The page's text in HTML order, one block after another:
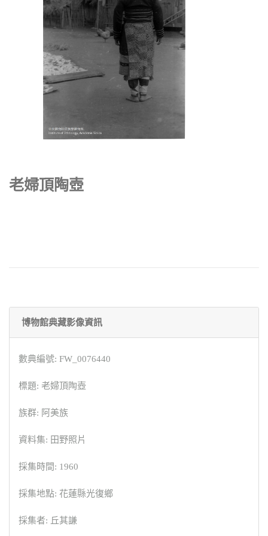
老婦頂陶壺
博物館典藏影像資訊
數典編號: FW_0076440
標題: 老婦頂陶壺
族群: 阿美族
資料集: 田野照片
採集時間: 1960
採集地點: 花蓮縣光復鄉
採集者: 丘其謙